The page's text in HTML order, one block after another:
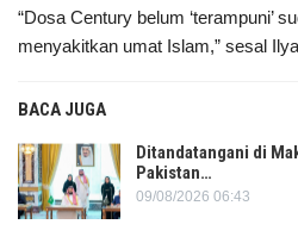
“Dosa Century belum ‘terampuni’
menyakitkan umat Islam,” sesal
BACA JUGA
Ditandatangani di
Pakistan…
09/08/2026 06:43